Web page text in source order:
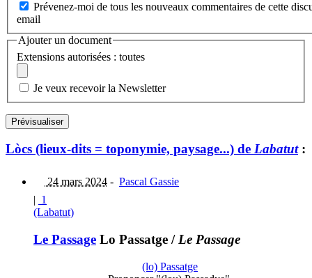
Prévenez-moi de tous les nouveaux commentaires de cette
email
Ajouter un document
Extensions autorisées : toutes
Je veux recevoir la Newsletter
Lòcs (lieux-dits = toponymie, paysage...) de Labatut:
24 mars 2024 - Pascal Gassie
| 1
(Labatut)
Le Passage Lo Passatge / Le Passage
(lo) Passatge